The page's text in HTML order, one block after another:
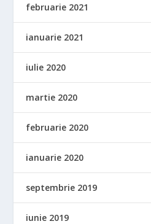
februarie 2021
ianuarie 2021
iulie 2020
martie 2020
februarie 2020
ianuarie 2020
septembrie 2019
iunie 2019